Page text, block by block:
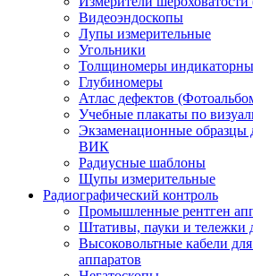
Видеоэндоскопы
Лупы измерительные
Угольники
Толщиномеры
Глубиномеры
Атлас дефектов
Учебные плакаты по
Экзаменационные образцы
ВИК
Радиусные шаблоны
Щупы измерительные
Радиографический контроль
Промышленные рентген
Штативы, пауки и тележки
Высоковольтные кабели
аппаратов